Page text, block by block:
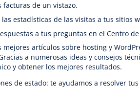
facturas de un vistazo.
estadísticas de las visitas a tus sitios
a tus preguntas en el Centro
mejores artículos sobre hosting y
a numerosas ideas y consejos
y obtener los mejores resultados.
de estado: te ayudamos a resolver